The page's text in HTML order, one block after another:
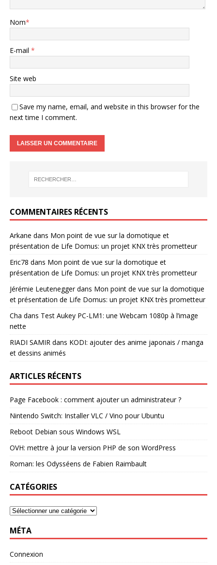
Nom*
E-mail *
Site web
Save my name, email, and website in this browser for the
next time I comment.
COMMENTAIRES RÉCENTS
Arkane dans Mon point de vue sur la domotique et
présentation de Life Domus: un projet KNX très prometteur
Eric78 dans Mon point de vue sur la domotique et
présentation de Life Domus: un projet KNX très prometteur
Jérémie Leuteneggerdans Mon point de vue sur la domotique
et présentation de Life Domus: un projet KNX très prometteur
Cha dans Test Aukey PC-LM1: une Webcam 1080p à l’image
nette
RIADI SAMIR dans KODI: ajouter des anime japonais / manga
et dessins animés
ARTICLES RÉCENTS
Page Facebook : comment ajouter un administrateur ?
Nintendo Switch: Installer VLC / Vino pour Ubuntu
Reboot Debian sous Windows WSL
OVH: mettre à jour la version PHP de son WordPress
Roman: les Odysséens de Fabien Raimbault
CATÉGORIES
MÉTA
Connexion